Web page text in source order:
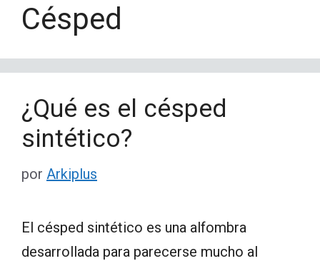
Césped
¿Qué es el césped
sintético?
por Arkiplus
El césped sintético es una alfombra
desarrollada para parecerse mucho al